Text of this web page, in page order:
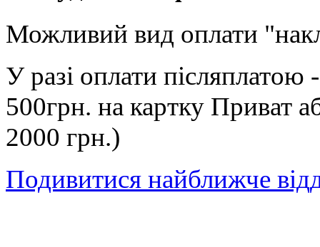
Можливий вид оплати
У разі оплати післяплатою
500грн. на картку Приват
2000 грн.)
Подивитися найближче